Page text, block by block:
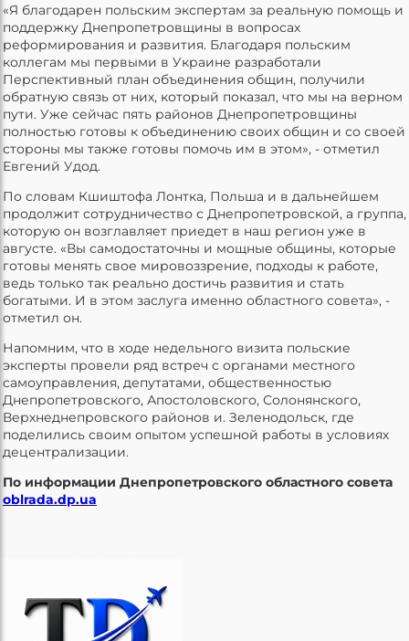
«Я благодарен польским экспертам за реальную помощь и
поддержку Днепропетровщины в вопросах
реформирования и развития. Благодаря польским
коллегам мы первыми в Украине разработали
Перспективный план объединения общин, получили
обратную связь от них, который показал, что мы на верном
пути. Уже сейчас пять районов Днепропетровщины
полностью готовы к объединению своих общин и со своей
стороны мы также готовы помочь им в этом», - отметил
Евгений Удод.
По словам Кшиштофа Лонтка, Польша и в дальнейшем
продолжит сотрудничество с Днепропетровской, а группа,
которую он возглавляет приедет в наш регион уже в
августе. «Вы самодостаточны и мощные общины, которые
готовы менять свое мировоззрение, подходы к работе,
ведь только так реально достичь развития и стать
богатыми. И в этом заслуга именно областного совета», -
отметил он.
Напомним, что в ходе недельного визита польские
эксперты провели ряд встреч с органами местного
самоуправления, депутатами, общественностью
Днепропетровского, Апостоловского, Солонянского,
Верхнеднепровского районов и. Зеленодольск, где
поделились своим опытом успешной работы в условиях
децентрализации.
По информации Днепропетровского областного совета
oblrada.dp.ua